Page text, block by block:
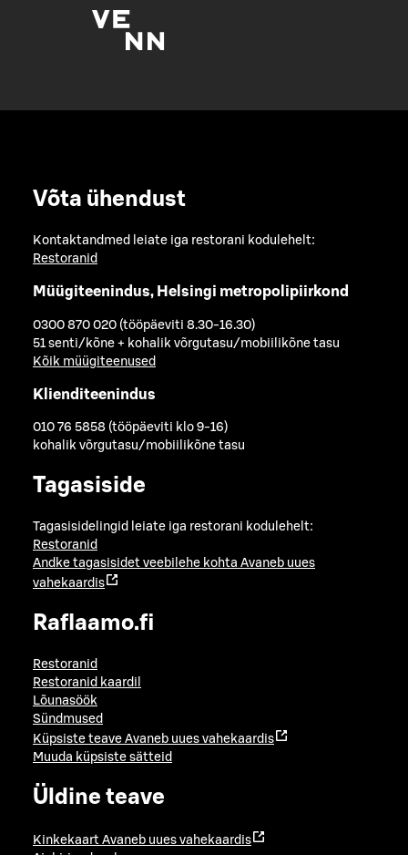
Võta ühendust
Kontaktandmed leiate iga restorani kodulehelt:
Restoranid
Müügiteenindus, Helsingi metropolipiirkond
0300 870 020 (tööpäeviti 8.30-16.30)
51 senti/kõne + kohalik võrgutasu/mobiilikõne tasu
Kõik müügiteenused
Klienditeenindus
010 76 5858 (tööpäeviti klo 9-16)
kohalik võrgutasu/mobiilikõne tasu
Tagasiside
Tagasisidelingid leiate iga restorani kodulehelt:
Restoranid
Andke tagasisidet veebilehe kohta Avaneb uues
vahekaardis
Raflaamo.fi
Restoranid
Restoranid kaardil
Lõunasöök
Sündmused
Küpsiste teave Avaneb uues vahekaardis
Muuda küpsiste sätteid
Üldine teave
Kinkekaart Avaneb uues vahekaardis